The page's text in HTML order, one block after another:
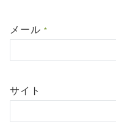
メール *
サイト